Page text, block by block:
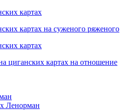
картах
картах на суженого ряженого
картах
циганских картах на отношение
Ленорман